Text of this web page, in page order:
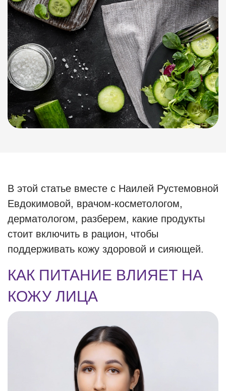
В этой статье вместе с Наилей Рустемовной
Евдокимовой, врачом-косметологом,
дерматологом, разберем, какие продукты
стоит включить в рацион, чтобы
поддерживать кожу здоровой и сияющей.
КАК ПИТАНИЕ ВЛИЯЕТ НА
КОЖУ ЛИЦА